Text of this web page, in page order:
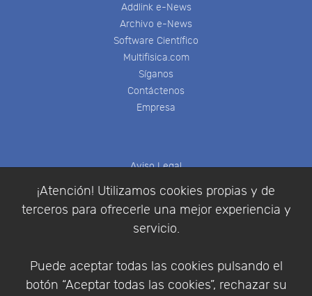
¡Atención! Utilizamos cookies propias y de
terceros para ofrecerle una mejor experiencia y
servicio.
Puede aceptar todas las cookies pulsando el
botón “Aceptar todas las cookies”, rechazar su
Addlink e-News
Archivo e-News
Software Científico
Multifisica.com
Síganos
Contáctenos
Empresa
Aviso Legal
Condiciones de compra
Identificarse